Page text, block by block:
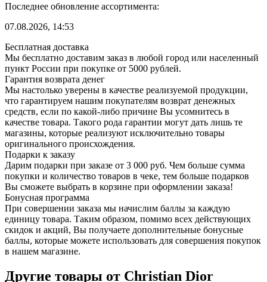
Последнее обновление ассортимента:
07.08.2026, 14:53
Бесплатная доставка
Мы бесплатно доставим заказ в любой город или населенный
пункт России при покупке от 5000 рублей.
Гарантия возврата денег
Мы настолько уверены в качестве реализуемой продукции,
что гарантируем нашим покупателям возврат денежных
средств, если по какой-либо причине Вы усомнитесь в
качестве товара. Такого рода гарантии могут дать лишь те
магазины, которые реализуют исключительно товары
оригинального происхождения.
Подарки к заказу
Дарим подарки при заказе от 3 000 руб. Чем больше сумма
покупки и количество товаров в чеке, тем больше подарков
Вы сможете выбрать в корзине при оформлении заказа!
Бонусная программа
При совершении заказа мы начислим баллы за каждую
единицу товара. Таким образом, помимо всех действующих
скидок и акций, Вы получаете дополнительные бонусные
баллы, которые можете использовать для совершения покупок
в нашем магазине.
Другие товары от Christian Dior